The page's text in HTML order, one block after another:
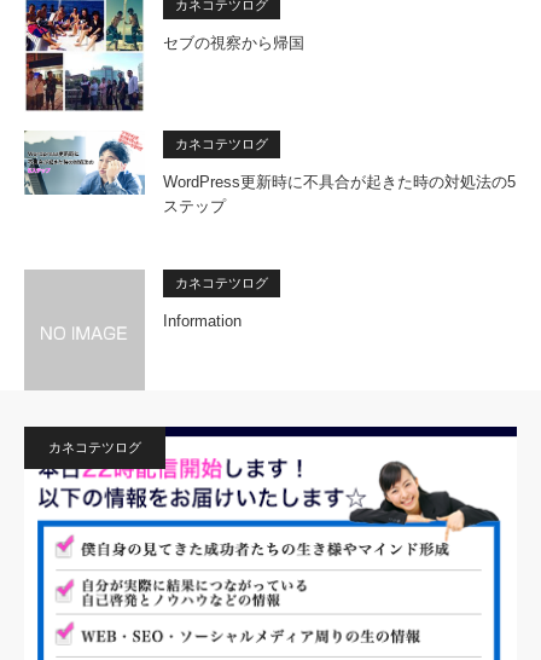
カネコテツログ
セブの視察から帰国
カネコテツログ
WordPress更新時に不具合が起きた時の対処法の5
ステップ
カネコテツログ
Information
カネコテツログ